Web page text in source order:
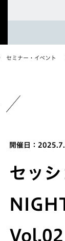
セミナー・イベント
開催日：
セッ
Vol.02